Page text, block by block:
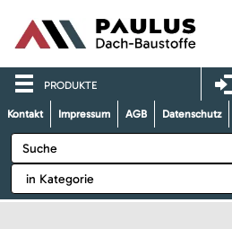
PRODUKTE
Kontakt Impressum AGB Datenschutz